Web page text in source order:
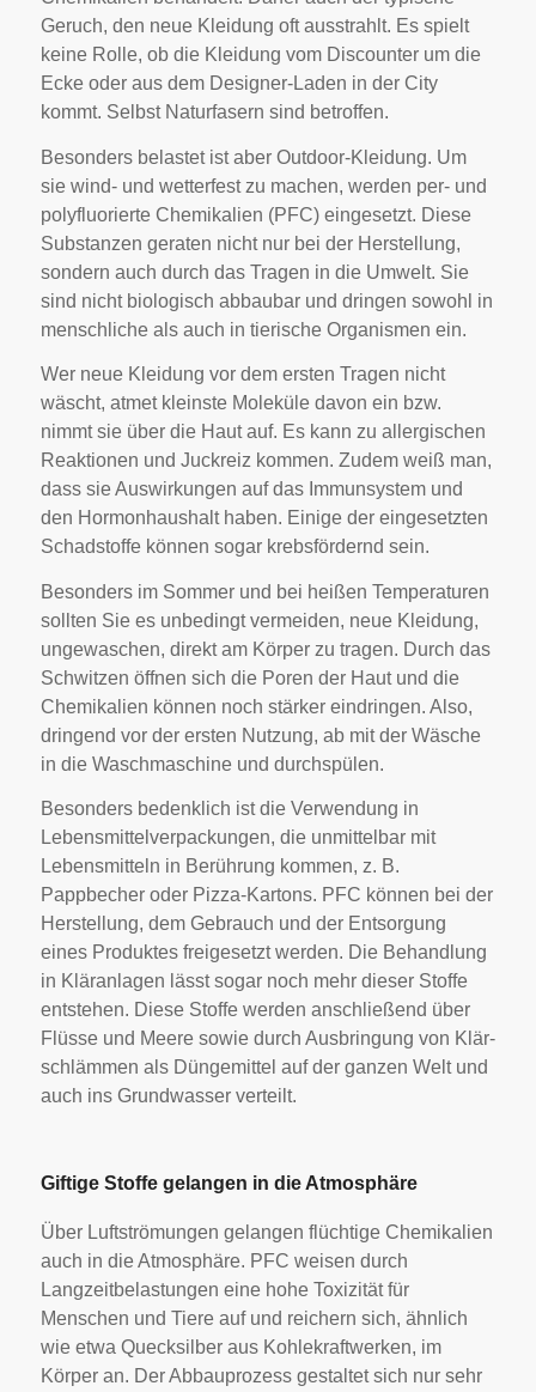
Geruch, den neue Kleidung oft ausstrahlt. Es spielt
keine Rolle, ob die Kleidung vom Discounter um die
Ecke oder aus dem Designer-Laden in der City
kommt. Selbst Naturfasern sind betroffen.
Besonders belastet ist aber Outdoor-Kleidung. Um
sie wind- und wetterfest zu machen, werden per- und
polyfluorierte Chemikalien (PFC) eingesetzt. Diese
Substanzen geraten nicht nur bei der Herstellung,
sondern auch durch das Tragen in die Umwelt. Sie
sind nicht biologisch abbaubar und dringen sowohl in
menschliche als auch in tierische Organismen ein.
Wer neue Kleidung vor dem ersten Tragen nicht
wäscht, atmet kleinste Moleküle davon ein bzw.
nimmt sie über die Haut auf. Es kann zu allergischen
Reaktionen und Juckreiz kommen. Zudem weiß man,
dass sie Auswirkungen auf das Immunsystem und
den Hormonhaushalt haben. Einige der eingesetzten
Schadstoffe können sogar krebsfördernd sein.
Besonders im Sommer und bei heißen Temperaturen
sollten Sie es unbedingt vermeiden, neue Kleidung,
ungewaschen, direkt am Körper zu tragen. Durch das
Schwitzen öffnen sich die Poren der Haut und die
Chemikalien können noch stärker eindringen. Also,
dringend vor der ersten Nutzung, ab mit der Wäsche
in die Waschmaschine und durchspülen.
Besonders bedenklich ist die Verwendung in
Lebensmittelverpackungen, die unmittelbar mit
Lebensmitteln in Berührung kommen, z. B.
Pappbecher oder Pizza-Kartons. PFC können bei der
Herstellung, dem Gebrauch und der Entsorgung
eines Produktes freigesetzt werden. Die Behandlung
in Kläranlagen lässt sogar noch mehr dieser Stoffe
entstehen. Diese Stoffe werden anschließend über
Flüsse und Meere sowie durch Ausbringung von Klär-
schlämmen als Düngemittel auf der ganzen Welt und
auch ins Grundwasser verteilt.
Giftige Stoffe gelangen in die Atmosphäre
Über Luftströmungen gelangen flüchtige Chemikalien
auch in die Atmosphäre. PFC weisen durch
Langzeitbelastungen eine hohe Toxizität für
Menschen und Tiere auf und reichern sich, ähnlich
wie etwa Quecksilber aus Kohlekraftwerken, im
Körper an. Der Abbauprozess gestaltet sich nur sehr